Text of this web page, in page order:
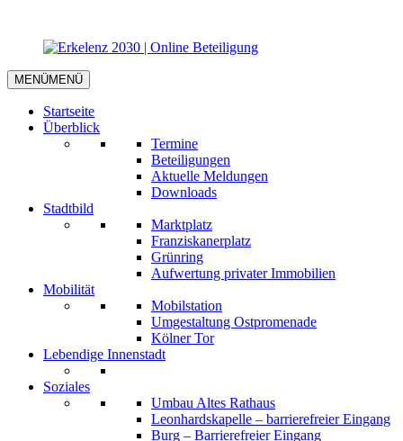
MENÜMENÜ
Startseite
Überblick
Termine
Beteiligungen
Aktuelle Meldungen
Downloads
Stadtbild
Marktplatz
Franziskanerplatz
Grünring
Aufwertung privater Immobilien
Mobilität
Mobilstation
Umgestaltung Ostpromenade
Kölner Tor
Lebendige Innenstadt
Soziales
Umbau Altes Rathaus
Leonhardskapelle – barrierefreier Eingang
Burg – Barrierefreier Eingang